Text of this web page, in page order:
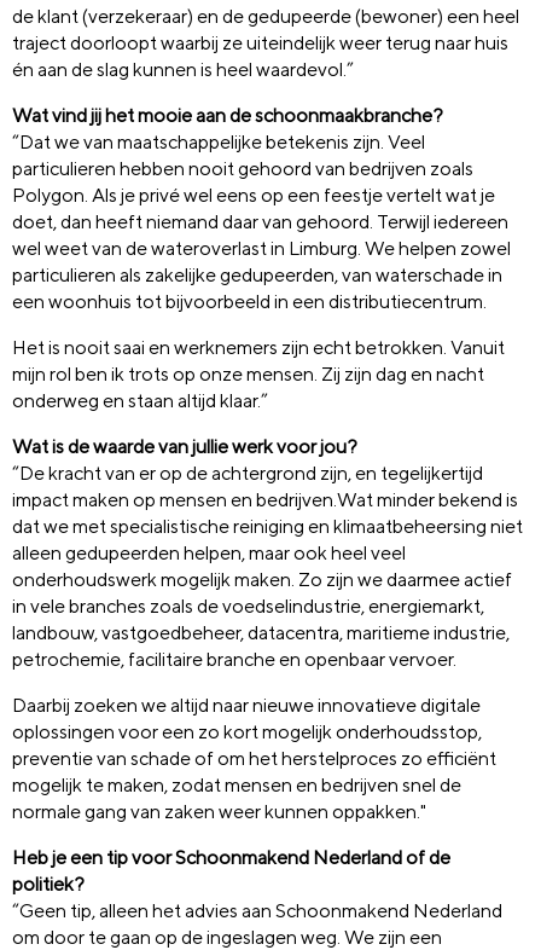
de klant (verzekeraar) en de gedupeerde (bewoner) een heel
traject doorloopt waarbij ze uiteindelijk weer terug naar huis
én aan de slag kunnen is heel waardevol.”
Wat vind jij het mooie aan de schoonmaakbranche?
“Dat we van maatschappelijke betekenis zijn. Veel
particulieren hebben nooit gehoord van bedrijven zoals
Polygon. Als je privé wel eens op een feestje vertelt wat je
doet, dan heeft niemand daar van gehoord. Terwijl iedereen
wel weet van de wateroverlast in Limburg. We helpen zowel
particulieren als zakelijke gedupeerden, van waterschade in
een woonhuis tot bijvoorbeeld in een distributiecentrum.
Het is nooit saai en werknemers zijn echt betrokken. Vanuit
mijn rol ben ik trots op onze mensen. Zij zijn dag en nacht
onderweg en staan altijd klaar.”
Wat is de waarde van jullie werk voor jou?
“De kracht van er op de achtergrond zijn, en tegelijkertijd
impact maken op mensen en bedrijven.Wat minder bekend is
dat we met specialistische reiniging en klimaatbeheersing niet
alleen gedupeerden helpen, maar ook heel veel
onderhoudswerk mogelijk maken. Zo zijn we daarmee actief
in vele branches zoals de voedselindustrie, energiemarkt,
landbouw, vastgoedbeheer, datacentra, maritieme industrie,
petrochemie, facilitaire branche en openbaar vervoer.
Daarbij zoeken we altijd naar nieuwe innovatieve digitale
oplossingen voor een zo kort mogelijk onderhoudsstop,
preventie van schade of om het herstelproces zo efficiënt
mogelijk te maken, zodat mensen en bedrijven snel de
normale gang van zaken weer kunnen oppakken."
Heb je een tip voor Schoonmakend Nederland of de
politiek?
“Geen tip, alleen het advies aan Schoonmakend Nederland
om door te gaan op de ingeslagen weg. We zijn een